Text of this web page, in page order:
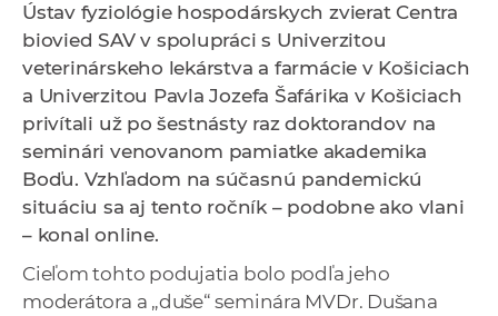
h
p
r
a
c
o
k
Ústav fyziológie hospodárskych zvierat Centra
biovied SAV v spolupráci s Univerzitou
veterinárskeho lekárstva a farmácie v Košiciach
a Univerzitou Pavla Jozefa Šafárika v Košiciach
privítali už po šestnásty raz doktorandov na
seminári venovanom pamiatke akademika
Boďu. Vzhľadom na súčasnú pandemickú
situáciu sa aj tento ročník – podobne ako vlani
– konal online.
Cieľom tohto podujatia bolo podľa jeho
moderátora a „duše“ seminára MVDr. Dušana